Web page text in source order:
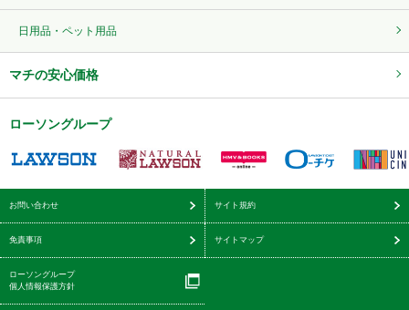
日用品・ペット用品
マチの安心価格
ローソングループ
お問い合わせ サイト規約
免責事項 サイトマップ
ローソングループ
個人情報保護方針